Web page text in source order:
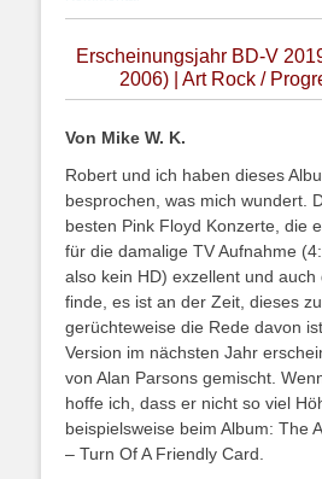
Erscheinungsjahr BD-V
2006) | Art Rock /
Von Mike W. K.
Robert und ich haben dieses
besprochen, was mich wundert.
besten Pink Floyd Konzerte, die
für die damalige TV Aufnahme
also kein HD) exzellent und auch
finde, es ist an der Zeit, dieses
gerüchteweise die Rede davon
Version im nächsten Jahr
von Alan Parsons gemischt.
hoffe ich, dass er nicht so viel
beispielsweise beim Album: The
– Turn Of A Friendly Card.